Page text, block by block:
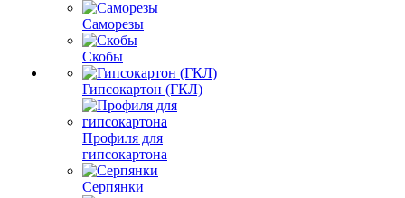
Саморезы
Скобы
Гипсокартон (ГКЛ)
Профиля для
гипсокартона
Серпянки